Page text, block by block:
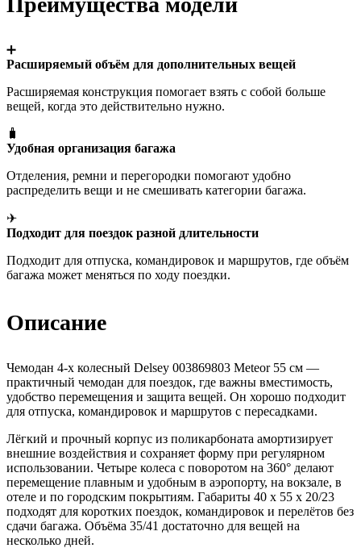
➕
Расширяемый объём для дополнительных вещей
Расширяемая конструкция помогает взять с собой больше
вещей, когда это действительно нужно.
🧳
Удобная организация багажа
Отделения, ремни и перегородки помогают удобно
распределить вещи и не смешивать категории багажа.
✈
Подходит для поездок разной длительности
Подходит для отпуска, командировок и маршрутов, где объём
багажа может меняться по ходу поездки.
Описание
Чемодан 4-х колесный Delsey 003869803 Meteor 55 см —
практичный чемодан для поездок, где важны вместимость,
удобство перемещения и защита вещей. Он хорошо подходит
для отпуска, командировок и маршрутов с пересадками.
Лёгкий и прочный корпус из поликарбоната амортизирует
внешние воздействия и сохраняет форму при регулярном
использовании. Четыре колеса с поворотом на 360° делают
перемещение плавным и удобным в аэропорту, на вокзале, в
отеле и по городским покрытиям. Габариты 40 х 55 х 20/23
подходят для коротких поездок, командировок и перелётов без
сдачи багажа. Объёма 35/41 достаточно для вещей на
несколько дней.